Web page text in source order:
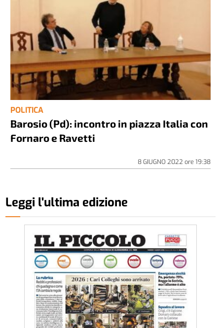
POLITICA
Barosio (Pd): incontro in piazza Italia con
Fornaro e Ravetti
8 GIUGNO 2022 ore 19:38
Leggi l'ultima edizione